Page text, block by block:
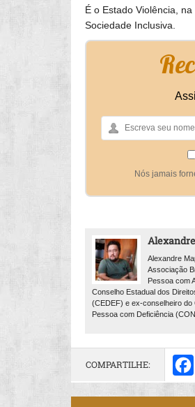
É o Estado Violência,
Sociedade Inclusiva.
Nós jamais
Alexandre
Associação
Pessoa com
Conselho Estadual dos
(CEDEF) e ex-conselheiro do
Pessoa com Deficiência
COMPARTILHE: